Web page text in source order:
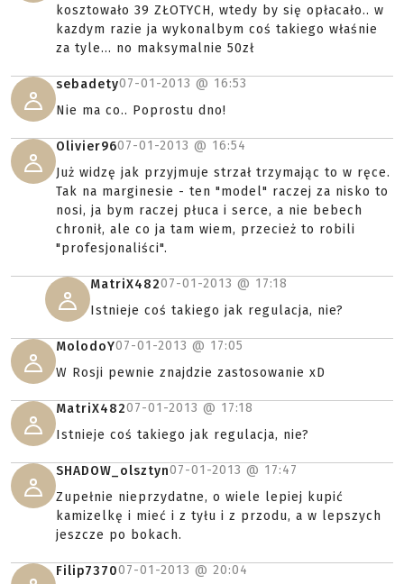
kosztowało 39 ZŁOTYCH, wtedy by się opłacało.. w
kazdym razie ja wykonalbym coś takiego właśnie
za tyle... no maksymalnie 50zł
sebadety07-01-2013 @ 16:53
Nie ma co.. Poprostu dno!
Olivier9607-01-2013 @ 16:54
Już widzę jak przyjmuje strzał trzymając to w ręce.
Tak na marginesie - ten "model" raczej za nisko to
nosi, ja bym raczej płuca i serce, a nie bebech
chronił, ale co ja tam wiem, przecież to robili
"profesjonaliści".
MatriX48207-01-2013 @ 17:18
Istnieje coś takiego jak regulacja, nie?
MolodoY07-01-2013 @ 17:05
W Rosji pewnie znajdzie zastosowanie xD
MatriX48207-01-2013 @ 17:18
Istnieje coś takiego jak regulacja, nie?
SHADOW_olsztyn07-01-2013 @ 17:47
Zupełnie nieprzydatne, o wiele lepiej kupić
kamizelkę i mieć i z tyłu i z przodu, a w lepszych
jeszcze po bokach.
Filip737007-01-2013 @ 20:04